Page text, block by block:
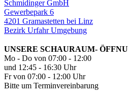
Schmidinger GmbH
Gewerbepark 6
4201 Gramastetten bei Linz
Bezirk Urfahr Umgebung
UNSERE SCHAURAUM-
Mo - Do von 07:00 - 12:00
und 12:45 - 16:30 Uhr
Fr von 07:00 - 12:00 Uhr
Bitte um Terminvereinbarung